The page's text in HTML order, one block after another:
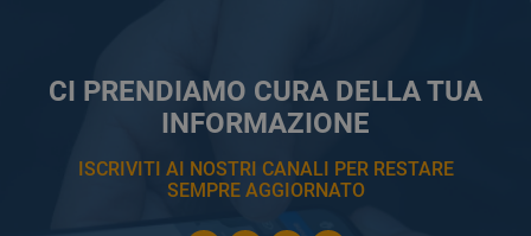
CI PRENDIAMO CURA DELLA TUA
INFORMAZIONE
ISCRIVITI AI NOSTRI CANALI PER RESTARE
SEMPRE AGGIORNATO